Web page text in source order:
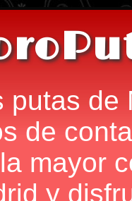
putas de
de
mayor
y